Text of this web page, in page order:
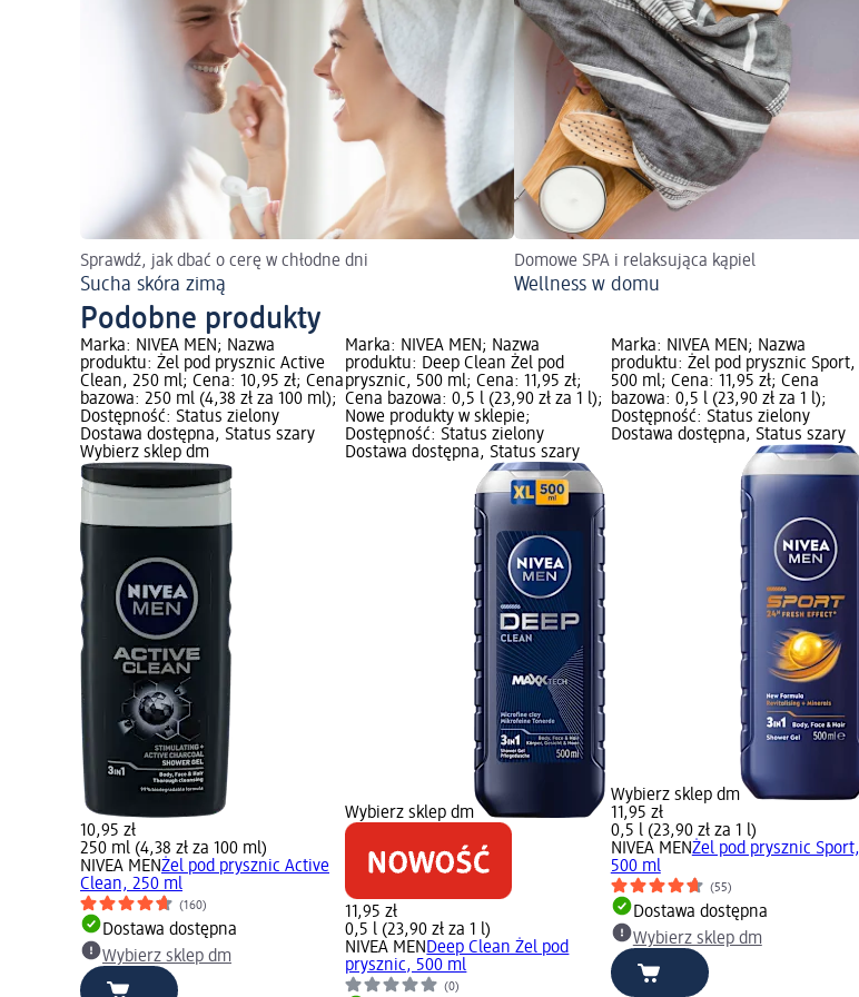
Sprawdź, jak dbać o cerę w chłodne dni
Sucha skóra zimą
Domowe SPA i relaksująca kąpiel
Wellness w domu
Podobne produkty
Marka: NIVEA MEN; Nazwa
produktu: Żel pod prysznic Active
Clean, 250 ml; Cena: 10,95 zł; Cena
bazowa: 250 ml (4,38 zł za 100 ml);
Dostępność: Status zielony
Dostawa dostępna, Status szary
Wybierz sklep dm
10,95 zł
250 ml (4,38 zł za 100 ml)
NIVEA MENŻel pod prysznic Active
Clean, 250 ml
(160)
Dostawa dostępna
Wybierz sklep dm
Marka: NIVEA MEN; Nazwa
produktu: Deep Clean Żel pod
prysznic, 500 ml; Cena: 11,95 zł;
Cena bazowa: 0,5 l (23,90 zł za 1 l);
Nowe produkty w sklepie;
Dostępność: Status zielony
Dostawa dostępna, Status szary
Wybierz sklep dm
11,95 zł
0,5 l (23,90 zł za 1 l)
NIVEA MEN Deep Clean Żel pod
prysznic, 500 ml
(0)
Marka: NIVEA MEN; Nazwa
produktu: Żel pod prysznic Sport,
500 ml; Cena: 11,95 zł; Cena
bazowa: 0,5 l (23,90 zł za 1 l);
Dostępność: Status zielony
Dostawa dostępna, Status szary
Wybierz sklep dm
11,95 zł
0,5 l (23,90 zł za 1 l)
NIVEA MENŻel pod prysznic Sport,
500 ml
(55)
Dostawa dostępna
Wybierz sklep dm